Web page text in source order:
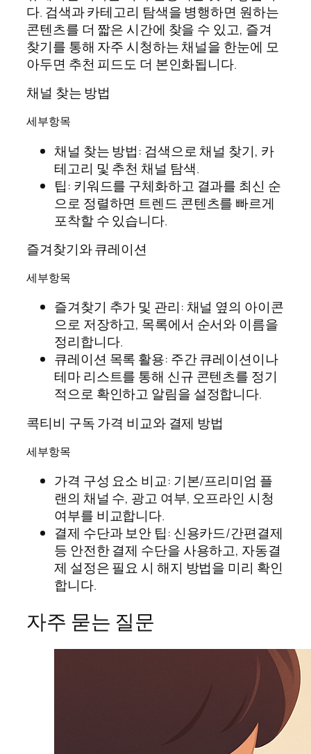
다. 검색과 카테고리 탐색을 병행하면 원하는
콘텐츠를 더 짧은 시간에 찾을 수 있고, 즐겨
찾기를 통해 자주 시청하는 채널을 한눈에 모
아두면 추천 피드도 더 본인화됩니다.
채널 찾는 방법
세부항목
채널 찾는 방법: 검색으로 채널 찾기, 카
테고리 및 추천 채널 탐색.
팁: 키워드를 구체화하고 결과를 최신 순
으로 정렬하면 트렌드 콘텐츠를 빠르게
포착할 수 있습니다.
즐겨찾기와 큐레이션
세부항목
즐겨찾기 추가 및 관리: 채널 옆의 아이콘
으로 저장하고, 목록에서 순서와 이름을
정리합니다.
큐레이션 목록 활용: 주간 큐레이션이나
테마 리스트를 통해 신규 콘텐츠를 정기
적으로 확인하고 알림을 설정합니다.
콕티비 구독 가격 비교와 결제 방법
세부항목
가격 구성 요소 비교: 기본/프리미엄 플
랜의 채널 수, 광고 여부, 오프라인 시청
여부를 비교합니다.
결제 수단과 보안 팁: 신용카드/간편결제
등 안전한 결제 수단을 사용하고, 자동결
제 설정은 필요 시 해지 방법을 미리 확인
합니다.
자주 묻는 질문